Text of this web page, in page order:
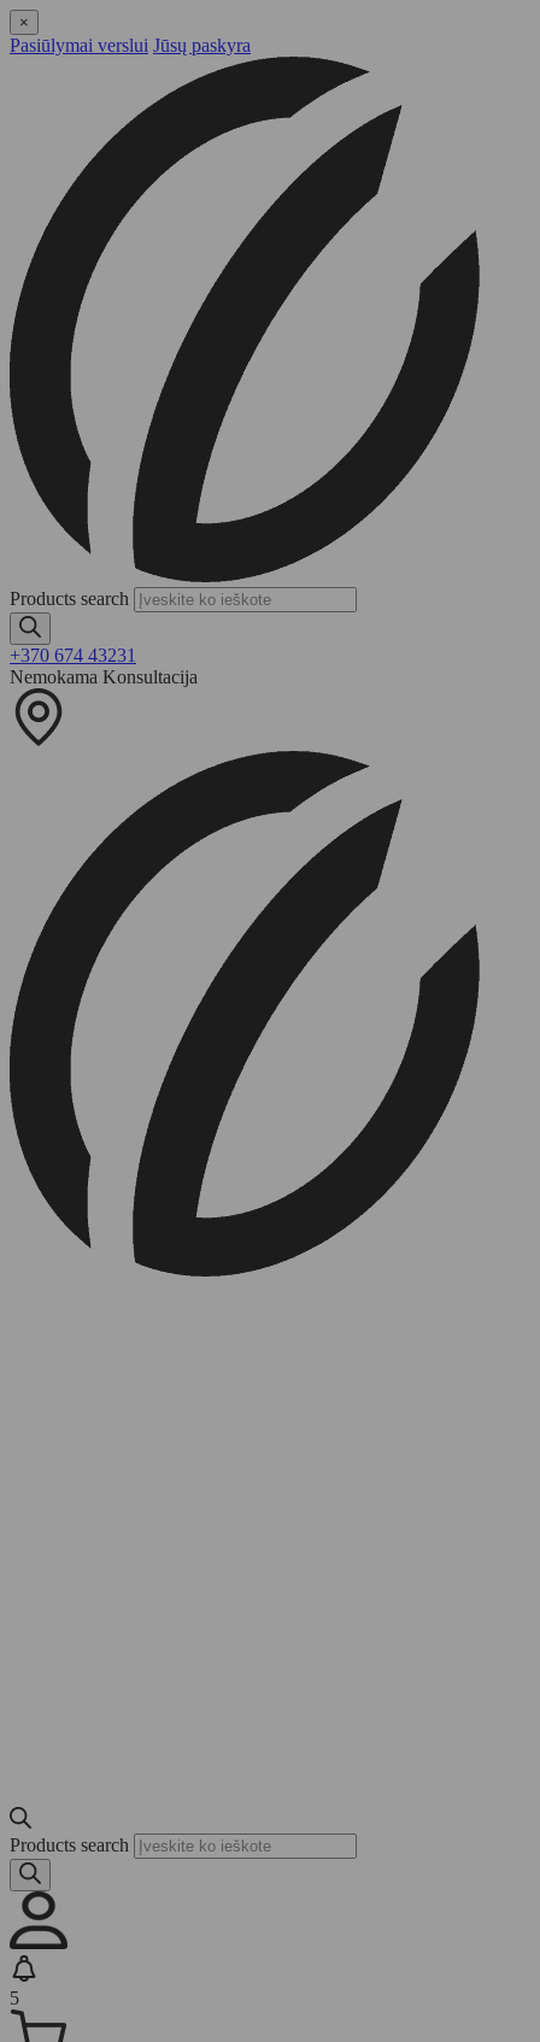
×
Pasiūlymai verslui Jūsų paskyra
Products search
+370 674 43231
Nemokama Konsultacija
Products search
5